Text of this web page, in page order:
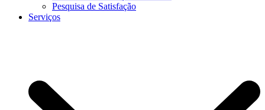
Pesquisa de Satisfação
Serviços